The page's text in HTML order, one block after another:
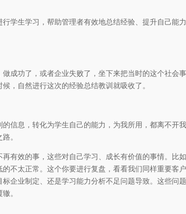
学生学习，帮助管理者有效地总结经验、提升自己能
成功了，或者企业失败了，坐下来把当时的这个社会
，自然进行这次的经验总结教训就吸收了。
信息，转化为学生自己的能力，为我所用，都离不开
。
有效的事，这些对自己学习、成长有价值的事情。比
不太正常。这个你要进行复盘，看看我们同样重要客
企业制定、还是学习能力分析不足问题导致。这些问
。